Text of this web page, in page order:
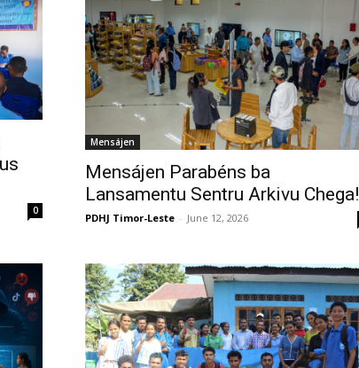
0
Mensájen
Mensájen Parabéns ba
Lansamentu Sentru Arkivu Chega!
PDHJ Timor-Leste - June 12, 2026